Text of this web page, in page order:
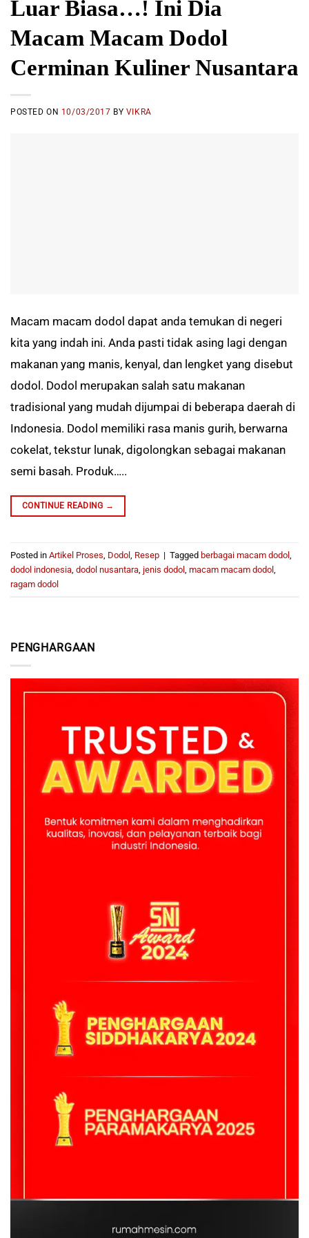
PENGHARGAAN
Luar Biasa…! Ini Dia
Macam Macam Dodol
Cerminan Kuliner Nusantara
POSTED ON 10/03/2017 BY VIKRA
Macam macam dodol dapat anda temukan di negeri
kita yang indah ini. Anda pasti tidak asing lagi dengan
makanan yang manis, kenyal, dan lengket yang disebut
dodol. Dodol merupakan salah satu makanan
tradisional yang mudah dijumpai di beberapa daerah di
Indonesia. Dodol memiliki rasa manis gurih, berwarna
cokelat, tekstur lunak, digolongkan sebagai makanan
semi basah. Produk…..
CONTINUE READING →
Posted in Artikel Proses Dodol Resep | Tagged berbagai macam dodol
dodol indonesia dodol nusantara jenis dodol macam macam dodol
ragam dodol